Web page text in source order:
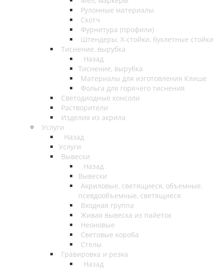
Рулонные материалы
Скотч
Фурнитура (профили)
Штендеры, Х-стойки, буклетные стойки
Тиснение, вырубка
Назад
Тиснение, вырубка
Материалы для изготовления Клише
Фольга для горячего тиснения
Светодиодные консоли
Растворители
Изделия из акрила
Услуги
Назад
Услуги
Вывески
Назад
Вывески
Акриловые, светящиеся, объемные,
псевдообъемные, светящиеся
Входная группа
Живая вывеска из пайеток
Неоновые
Световые короба
Стелы
Гравировка и резка
Назад